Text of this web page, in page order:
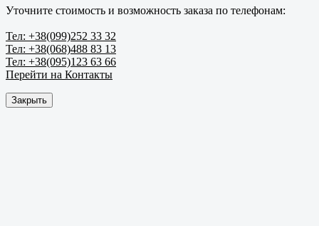
Уточните стоимость и возможность заказа по телефонам:
Тел: +38(099)252 33 32
Тел: +38(068)488 83 13
Тел: +38(095)123 63 66
Перейти на Контакты
Закрыть